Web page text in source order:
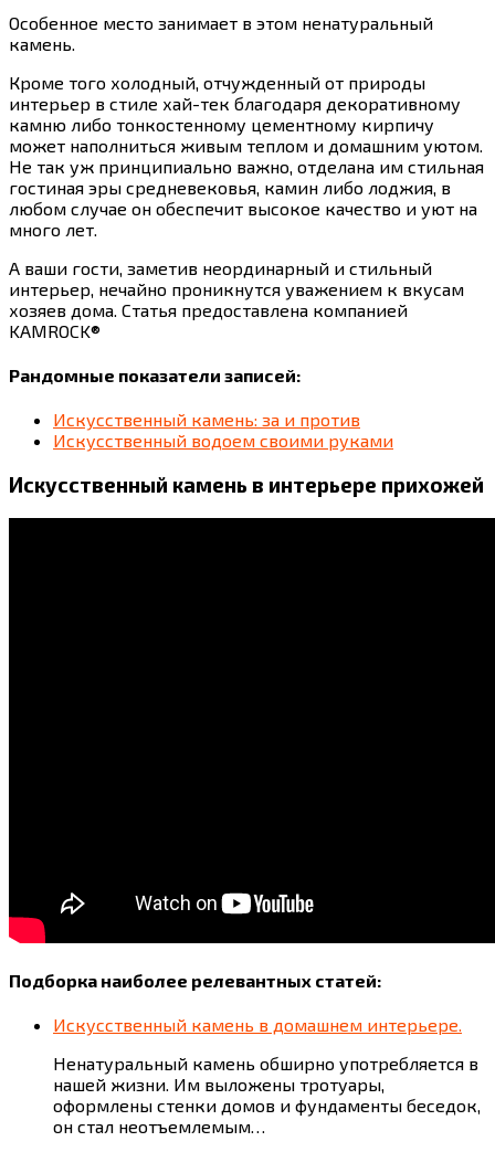
Особенное место занимает в этом ненатуральный
камень.
Кроме того холодный, отчужденный от природы
интерьер в стиле хай-тек благодаря декоративному
камню либо тонкостенному цементному кирпичу
может наполниться живым теплом и домашним уютом.
Не так уж принципиально важно, отделана им стильная
гостиная эры средневековья, камин либо лоджия, в
любом случае он обеспечит высокое качество и уют на
много лет.
А ваши гости, заметив неординарный и стильный
интерьер, нечайно проникнутся уважением к вкусам
хозяев дома. Статья предоставлена компанией
KAMROCK®
Рандомные показатели записей:
Искусственный камень: за и против
Искусственный водоем своими руками
Искусственный камень в интерьере прихожей
Подборка наиболее релевантных статей:
Искусственный камень в домашнем интерьере.
Ненатуральный камень обширно употребляется в
нашей жизни. Им выложены тротуары,
оформлены стенки домов и фундаменты беседок,
он стал неотъемлемым…